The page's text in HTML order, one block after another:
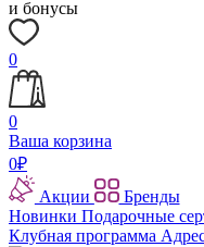
и бонусы
0
0
Ваша корзина
0₽
Акции
Бренды
Новинки Подарочные
Клубная программа